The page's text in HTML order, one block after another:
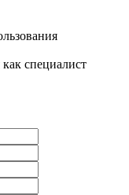
как специалист